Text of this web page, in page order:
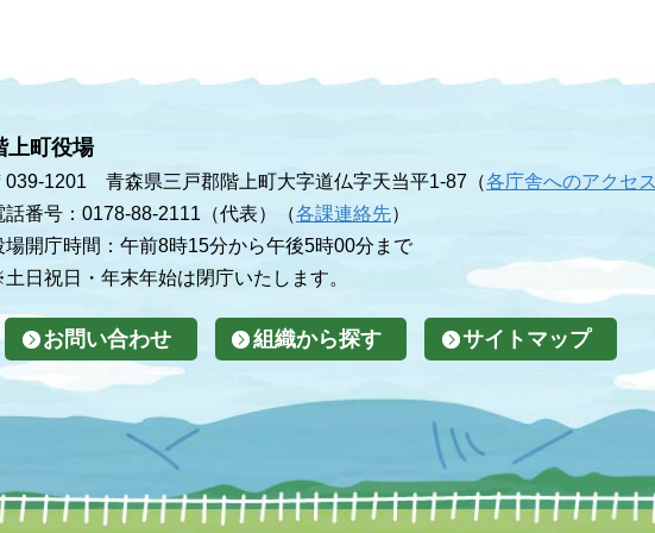
上町役場
039-1201 青森県三戸郡階上町大字道仏字天当平1-87（各庁舎へのアクセス
話番号：0178-88-2111（代表）（各課連絡先）
場開庁時間：午前8時15分から午後5時00分まで
日祝日・年末年始は閉庁いたします。
お問い合わせ 組織から探す サイトマップ